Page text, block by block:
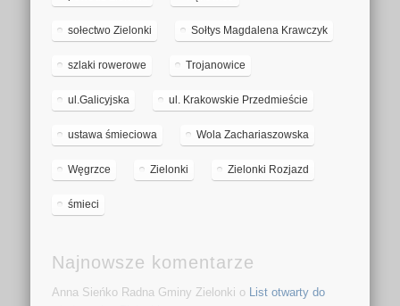
sołectwo Zielonki Sołtys Magdalena Krawczyk
szlaki rowerowe Trojanowice
ul.Galicyjska ul. Krakowskie Przedmieście
ustawa śmieciowa Wola Zachariaszowska
Węgrzce Zielonki Zielonki Rozjazd
śmieci
Najnowsze komentarze
Anna Sieńko Radna Gminy Zielonki o List otwarty do